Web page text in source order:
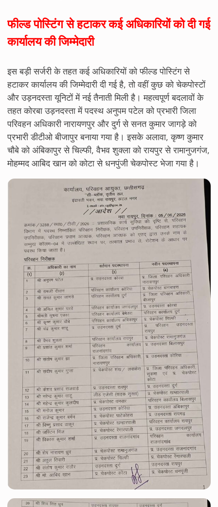
फील्ड पोस्टिंग से हटाकर कई अधिकारियों को दी गई
कार्यालय की जिम्मेदारी
इस बड़ी सर्जरी के तहत कई अधिकारियों को फील्ड पोस्टिंग से
हटाकर कार्यालय की जिम्मेदारी दी गई है, तो वहीं कुछ को चेकपोस्टों
और उड़नदस्ता यूनिटों में नई तैनाती मिली है। महत्वपूर्ण बदलावों के
तहत कोरबा उड़नदस्ता में पदस्थ अनुपम पटेल को प्रभारी जिला
परिवहन अधिकारी नारायणपुर और दुर्ग से सनत कुमार जागड़े को
प्रभारी डीटीओ बीजापुर बनाया गया है। इसके अलावा, कृष्ण कुमार
चौबे को अंबिकापुर से चिल्फी, वैभव शुक्ला को रायपुर से रामानुजगंज,
मोहम्मद आबिद खान को कोटा से धनपुंजी चेकपोस्ट भेजा गया है।